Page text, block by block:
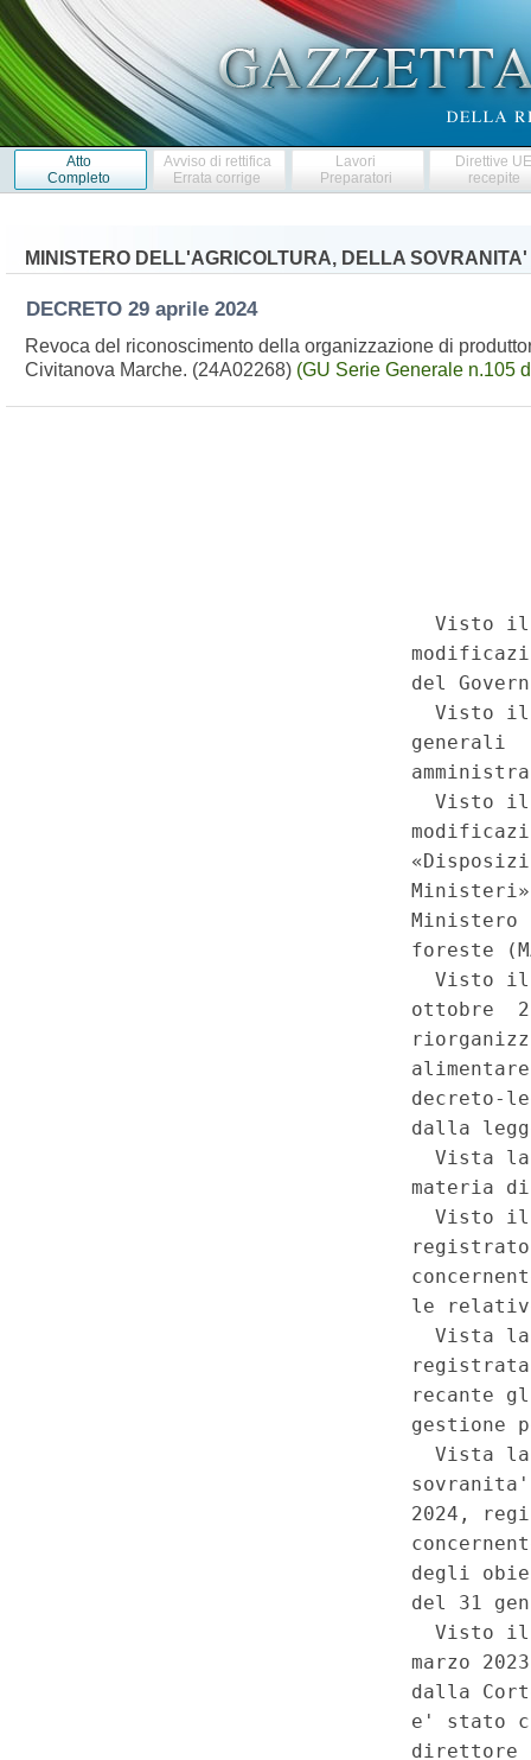
Atto
Completo
Avviso di rettifica
Errata corrige
Lavori
Preparatori
Direttive
recepite
MINISTERO DELL'AGRICOLTURA, DELLA
DECRETO 29 aprile 2024
Revoca del riconoscimento della organizzazione di
Civitanova Marche. (24A02268) (GU Serie Generale n.105